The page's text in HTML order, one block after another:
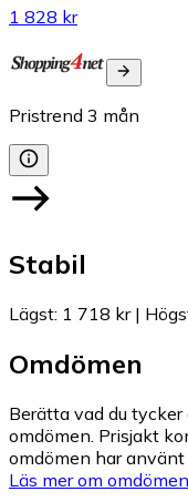
1 828 kr
Pristrend 3 mån
Stabil
Lägst: 1 718 kr|
Omdömen
Berätta vad du
omdömen. Prisjakt
omdömen har
Läs mer om omdömen.